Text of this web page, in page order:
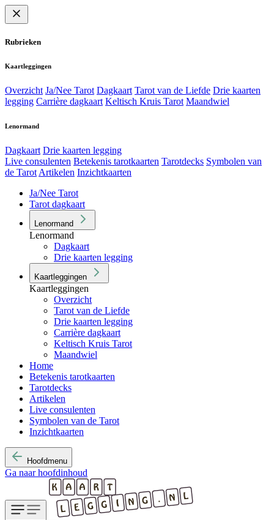
Rubrieken
Kaartleggingen
Overzicht Ja/Nee Tarot Dagkaart Tarot van de Liefde Drie kaarten
legging Carrière dagkaart Keltisch Kruis Tarot Maandwiel
Lenormand
Dagkaart Drie kaarten legging
Live consulenten Betekenis tarotkaarten Tarotdecks Symbolen van
de Tarot Artikelen Inzichtkaarten
Ja/Nee Tarot
Tarot dagkaart
Lenormand
Lenormand
Dagkaart
Drie kaarten legging
Kaartleggingen
Kaartleggingen
Overzicht
Tarot van de Liefde
Drie kaarten legging
Carrière dagkaart
Keltisch Kruis Tarot
Maandwiel
Home
Betekenis tarotkaarten
Tarotdecks
Artikelen
Live consulenten
Symbolen van de Tarot
Inzichtkaarten
Hoofdmenu
Ga naar hoofdinhoud